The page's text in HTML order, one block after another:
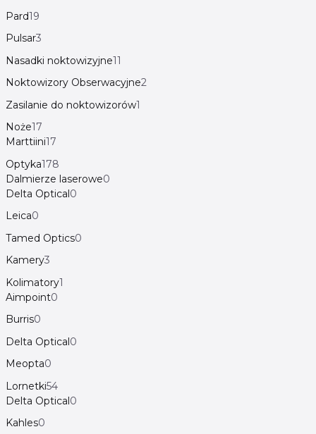
Pard19
Pulsar3
Nasadki noktowizyjne11
Noktowizory Obserwacyjne2
Zasilanie do noktowizorów1
Noże17
Marttiini17
Optyka178
Dalmierze laserowe0
Delta Optical0
Leica0
Tamed Optics0
Kamery3
Kolimatory1
Aimpoint0
Burris0
Delta Optical0
Meopta0
Lornetki54
Delta Optical0
Kahles0